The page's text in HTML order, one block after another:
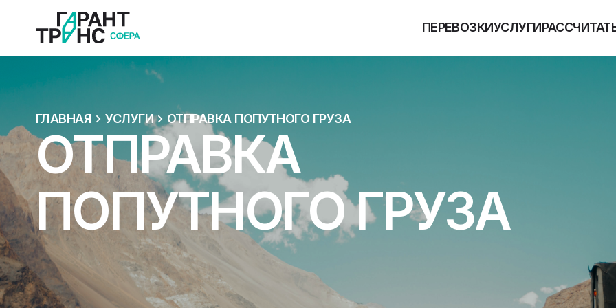
ПЕРЕВОЗКИУСЛУГИ
ПОЗВОНИТЬ СЕЙЧАС
ОТПРАВИТЬ
Перевозка оборудования
ВЫБРАТЬ
ГЛАВНАЯ УСЛУГИ ОТПРАВКА ПОПУТНОГО ГРУЗА
ОТПРАВКА
ПОПУТНОГО ГРУЗА